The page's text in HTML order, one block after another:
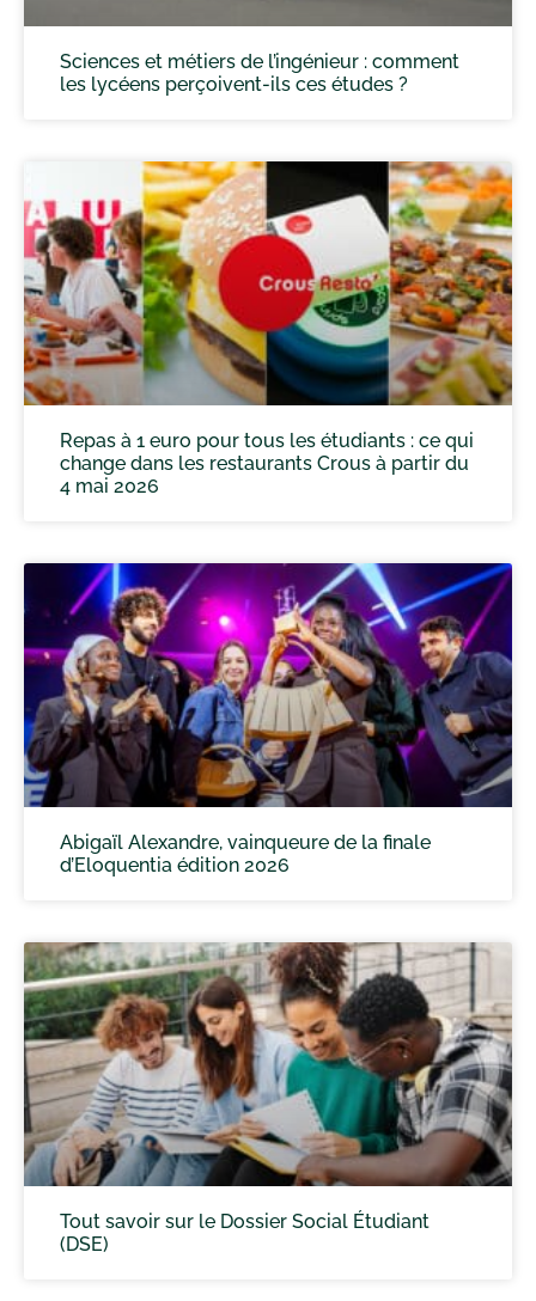
Sciences et métiers de l’ingénieur : comment
les lycéens perçoivent-ils ces études ?
Repas à 1 euro pour tous les étudiants : ce qui
change dans les restaurants Crous à partir du
4 mai 2026
Abigaïl Alexandre, vainqueure de la finale
d’Eloquentia édition 2026
Tout savoir sur le Dossier Social Étudiant
(DSE)